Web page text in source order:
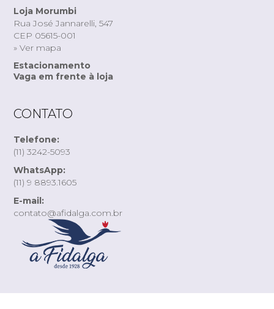
Loja Morumbi
Rua José Jannarelli, 547
CEP 05615-001
» Ver mapa
Estacionamento
Vaga em frente à loja
CONTATO
Telefone:
(11) 3242-5093
WhatsApp:
(11) 9 8893.1605
E-mail:
contato@afidalga.com.br